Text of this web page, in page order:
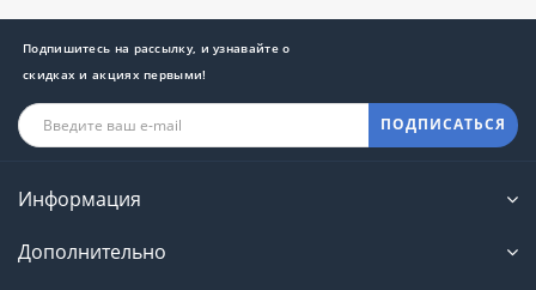
Подпишитесь на рассылку, и узнавайте о
скидках и акциях первыми!
ПОДПИСАТЬСЯ
Информация
Дополнительно